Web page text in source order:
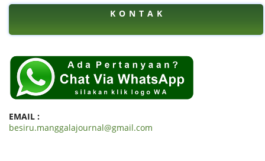
K O N T A K
EMAIL :
besiru.manggalajournal@gmail.com